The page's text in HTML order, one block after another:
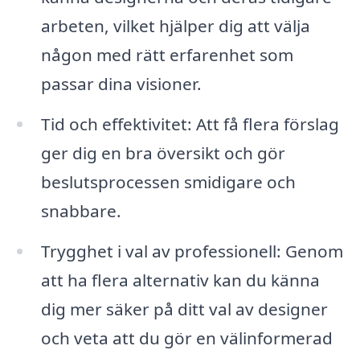
arbeten, vilket hjälper dig att välja
någon med rätt erfarenhet som
passar dina visioner.
Tid och effektivitet: Att få flera förslag
ger dig en bra översikt och gör
beslutsprocessen smidigare och
snabbare.
Trygghet i val av professionell: Genom
att ha flera alternativ kan du känna
dig mer säker på ditt val av designer
och veta att du gör en välinformerad